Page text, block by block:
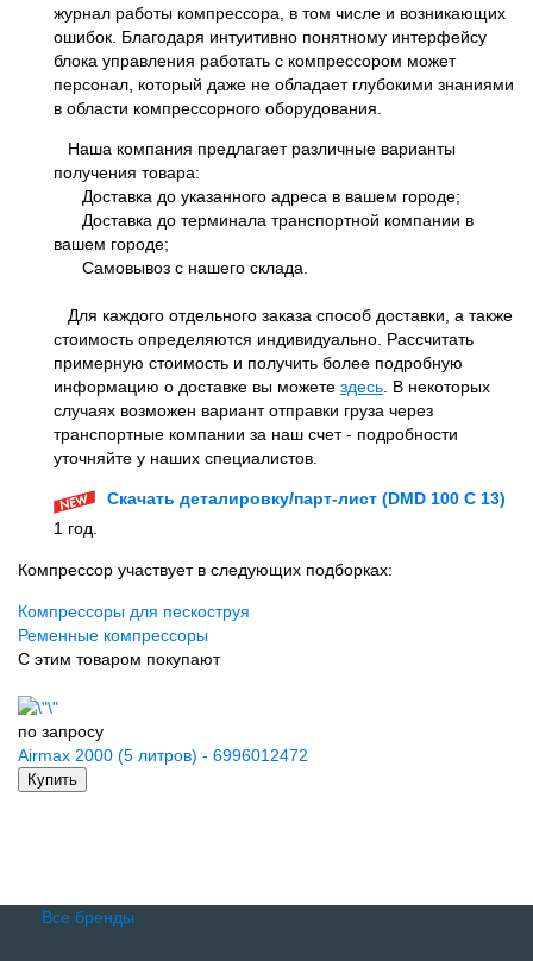
журнал работы компрессора, в том числе и возникающих
ошибок. Благодаря интуитивно понятному интерфейсу
блока управления работать с компрессором может
персонал, который даже не обладает глубокими знаниями
в области компрессорного оборудования.
Наша компания предлагает различные варианты
получения товара:
Доставка до указанного адреса в вашем городе;
Доставка до терминала транспортной компании в
вашем городе;
Самовывоз с нашего склада.
Для каждого отдельного заказа способ доставки, а также
стоимость определяются индивидуально. Рассчитать
примерную стоимость и получить более подробную
информацию о доставке вы можете здесь . В некоторых
случаях возможен вариант отправки груза через
транспортные компании за наш счет - подробности
уточняйте у наших специалистов.
Скачать деталировку/парт-лист (DMD 100 C 13)
1 год.
Компрессор участвует в следующих подборках:
Компрессоры для пескоструя
Ременные компрессоры
С этим товаром покупают
по запросу
Airmax 2000 (5 литров) - 6996012472
Купить
Все бренды